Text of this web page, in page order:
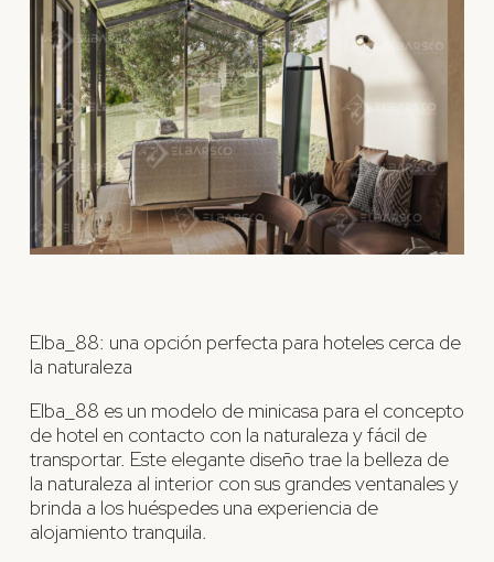
Elba_88: una opción perfecta para hoteles cerca de
la naturaleza
Elba_88 es un modelo de minicasa para el concepto
de hotel en contacto con la naturaleza y fácil de
transportar. Este elegante diseño trae la belleza de
la naturaleza al interior con sus grandes ventanales y
brinda a los huéspedes una experiencia de
alojamiento tranquila.